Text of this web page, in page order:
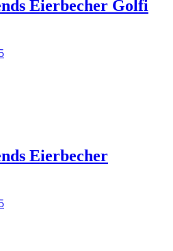
Eierbecher Golfi
Eierbecher